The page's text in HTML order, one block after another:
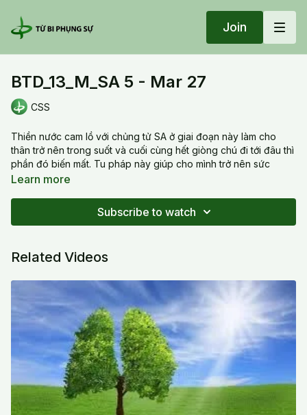
Join
BTD_13_M_SA 5 - Mar 27
CSS
Thiền nước cam lồ với chủng tử SA ở giai đoạn này làm cho
thân trở nên trong suốt và cuối cùng hết giòng chú đi tới đâu thì
phần đó biến mất. Tu pháp này giúp cho mình trở nên sức
mạnh thiện tánh, sức mạnh lành trị và sức mạnh chuyển hóa
down and make the body become transparent and at the last
goodness, of healing and transformation
20220327 Sun_BTD_13_M_SA 5 - Mar 27
Learn more
Subscribe to watch
Related Videos